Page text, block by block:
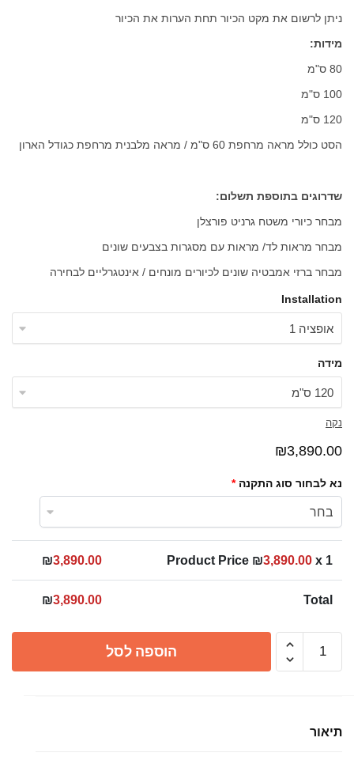
ניתן לרשום את מקט הכיור תחת הערות את הכיור
מידות:
80 ס"מ
100 ס"מ
120 ס"מ
הסט כולל מראה מרחפת 60 ס"מ / מראה מלבנית מרחפת כגודל הארון
שדרוגים בתוספת תשלום:
מבחר כיורי משטח גרניט פורצלן
מבחר מראות לד/ מראות עם מסגרות בצבעים שונים
מבחר ברזי אמבטיה שונים לכיורים מונחים / אינטגרליים לבחירה
Installation
מידה
נקה
₪3,890.00
נא לבחור סוג התקנה *
Product Price ₪3,890.00 x 1
₪3,890.00
Total
₪3,890.00
ורונה
הוספה לסל
תיאור